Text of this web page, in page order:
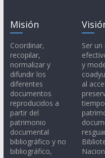
Misión
Coordinar,
recopilar,
normalizar y
difundir los
diferentes
documentos
reproducidos a
partir del
patrimonio
documental
bibliográfico y no
bibliográfico,
Ser un
y
al